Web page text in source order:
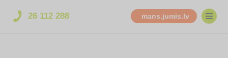
26 112 288 mans.jumis.lv